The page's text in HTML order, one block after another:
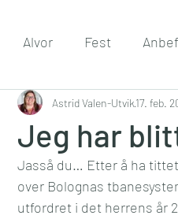
Alvor Fest
tanker Engasjement
venner Husmor på vift
Jeg har
Astrid Valen-Utvik17. feb.
Jasså du… Etter å ha
over Bolognas
utfordret i det herrens år